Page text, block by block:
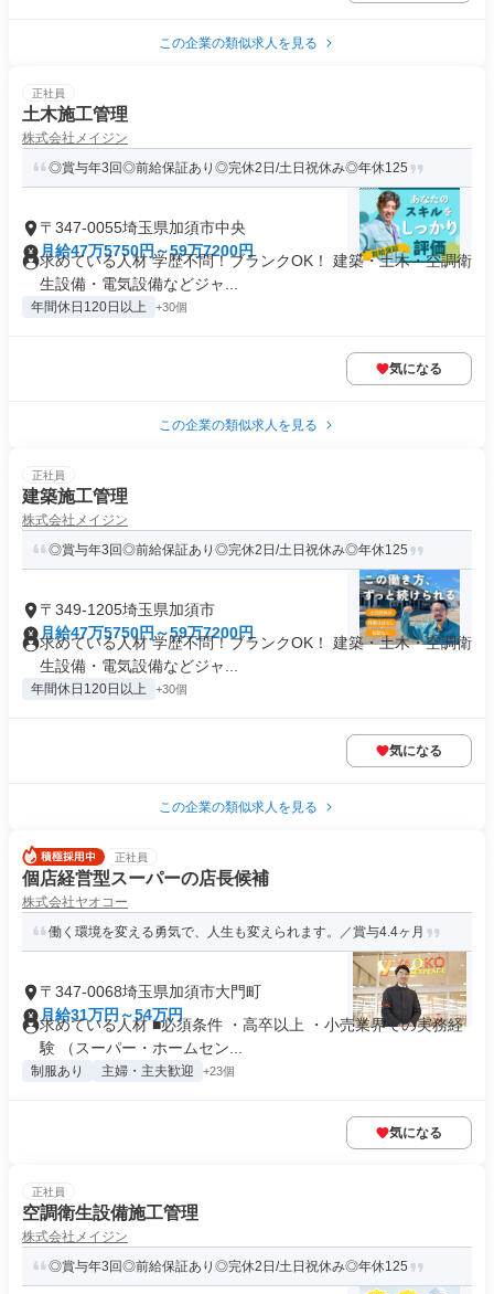
この企業の類似求人を見る
正社員
土木施工管理
株式会社メイジン
◎賞与年3回◎前給保証あり◎完休2日/土日祝休み◎年休125
〒347-0055埼玉県加須市中央
月給47万5750円～59万7200円
求めている人材 学歴不問！ブランクOK！ 建築・土木・空調衛
生設備・電気設備などジャ...
年間休日120日以上 +30個
気になる
この企業の類似求人を見る
正社員
建築施工管理
株式会社メイジン
◎賞与年3回◎前給保証あり◎完休2日/土日祝休み◎年休125
〒349-1205埼玉県加須市
月給47万5750円～59万7200円
求めている人材 学歴不問！ブランクOK！ 建築・土木・空調衛
生設備・電気設備などジャ...
年間休日120日以上 +30個
気になる
この企業の類似求人を見る
正社員
個店経営型スーパーの店長候補
株式会社ヤオコー
働く環境を変える勇気で、人生も変えられます。／賞与4.4ヶ月
〒347-0068埼玉県加須市大門町
月給31万円～54万円
求めている人材 ■必須条件 ・高卒以上 ・小売業界での実務経
験 （スーパー・ホームセン...
制服あり 主婦・主夫歓迎 +23個
気になる
正社員
空調衛生設備施工管理
株式会社メイジン
◎賞与年3回◎前給保証あり◎完休2日/土日祝休み◎年休125